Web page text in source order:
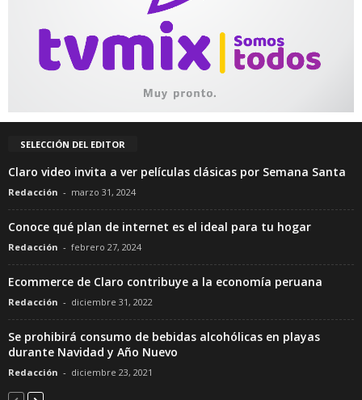
SELECCIÓN DEL EDITOR
Claro video invita a ver películas clásicas por Semana Santa
Redacción - marzo 31, 2024
Conoce qué plan de internet es el ideal para tu hogar
Redacción - febrero 27, 2024
Ecommerce de Claro contribuye a la economía peruana
Redacción - diciembre 31, 2022
Se prohibirá consumo de bebidas alcohólicas en playas
durante Navidad y Año Nuevo
Redacción - diciembre 23, 2021